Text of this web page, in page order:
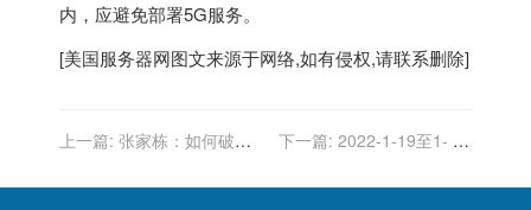
内，应避免部署5G服务。
[美国服务器网图文来源于网络,如有侵权,请联系删除]
上一篇: 张家栋：如何破解
下一篇: 2022-1-19至1- 25